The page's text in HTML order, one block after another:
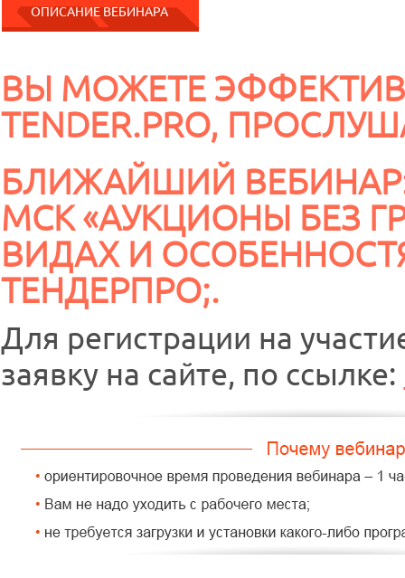
ОПИСАНИЕ ВЕБИНАРА
ВЫ МОЖЕТЕ
TENDER.PRO,
БЛИЖАЙШИЙ ВЕБИНАР:
МСК «АУКЦИОНЫ БЕЗ
ВИДАХ И
ТЕНДЕРПРО;.
Для регистрации на
заявку на сайте, по ссылке: